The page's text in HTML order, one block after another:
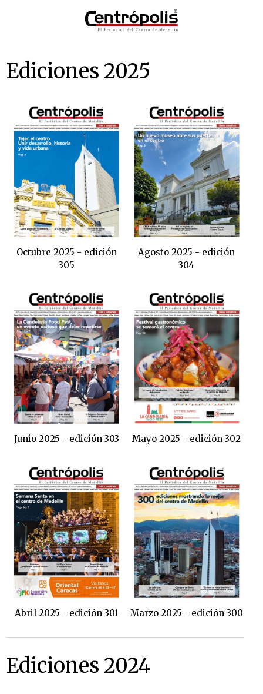
Ediciones 2025
Octubre 2025 - edición
305
Agosto 2025 - edición
304
Junio 2025 - edición 303 Mayo 2025 - edición 302
Abril 2025 - edición 301 Marzo 2025 - edición 300
Ediciones 2024